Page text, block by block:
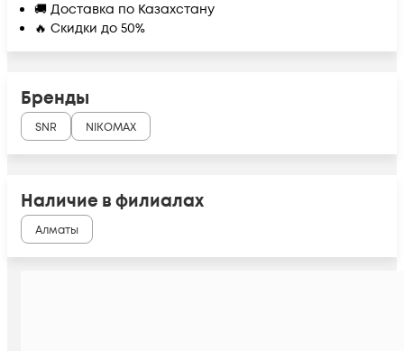
🚚 Доставка по Казахстану
🔥 Скидки до 50%
Бренды
SNR NIKOMAX
Наличие в филиалах
Алматы